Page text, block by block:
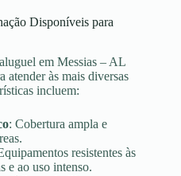
Disponíveis para
em Messias – AL
atender às mais diversas
incluem:
: Cobertura ampla e
resistentes às
e ao uso intenso.